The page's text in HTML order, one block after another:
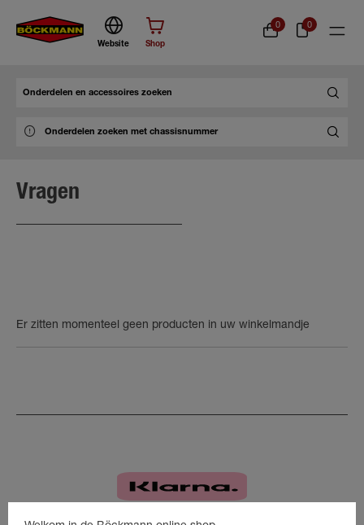
Website Shop
0 0
Vragen
Er zitten momenteel geen producten in uw winkelmandje